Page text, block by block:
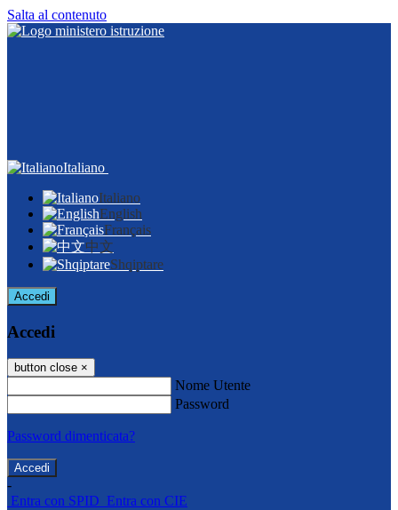
Salta al contenuto
Italiano
Italiano
English
Français
中文
Shqiptare
Accedi
Accedi
button close ×
Nome Utente
Password
Password dimenticata?
-
Entra con SPID Entra con CIE